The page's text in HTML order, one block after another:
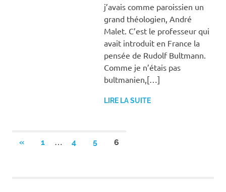
j’avais comme paroissien un
grand théologien, André
Malet. C’est le professeur qui
avait introduit en France la
pensée de Rudolf Bultmann.
Comme je n’étais pas
bultmanien,[…]
LIRE LA SUITE
Pagination
«PREVIOUS
1 4 5 6